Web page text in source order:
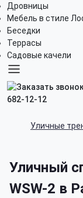
Дровницы
Мебель в стиле
Беседки
Террасы
Садовые качели
682-12-12
Уличные
Уличный
WSW-2 в